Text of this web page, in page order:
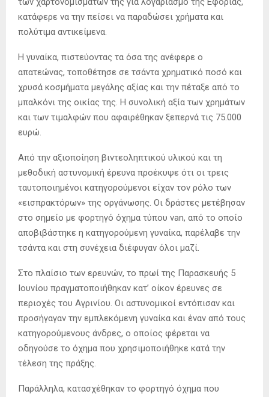
κατάφερε να την πείσει να παραδώσει χρήματα και
πολύτιμα αντικείμενα.
Η γυναίκα, πιστεύοντας τα όσα της ανέφερε ο
απατεώνας, τοποθέτησε σε τσάντα χρηματικό ποσό και
χρυσά κοσμήματα μεγάλης αξίας και την πέταξε από το
μπαλκόνι της οικίας της. Η συνολική αξία των χρημάτων
και των τιμαλφών που αφαιρέθηκαν ξεπερνά τις 75.000
ευρώ.
Από την αξιοποίηση βιντεοληπτικού υλικού και τη
μεθοδική αστυνομική έρευνα προέκυψε ότι οι τρεις
ταυτοποιημένοι κατηγορούμενοι είχαν τον ρόλο των
«εισπρακτόρων» της οργάνωσης. Οι δράστες μετέβησαν
στο σημείο με φορτηγό όχημα τύπου van, από το οποίο
αποβιβάστηκε η κατηγορούμενη γυναίκα, παρέλαβε την
τσάντα και στη συνέχεια διέφυγαν όλοι μαζί.
Στο πλαίσιο των ερευνών, το πρωί της Παρασκευής 5
Ιουνίου πραγματοποιήθηκαν κατ’ οίκον έρευνες σε
περιοχές του Αγρινίου. Οι αστυνομικοί εντόπισαν και
προσήγαγαν την εμπλεκόμενη γυναίκα και έναν από τους
κατηγορούμενους άνδρες, ο οποίος φέρεται να
οδηγούσε το όχημα που χρησιμοποιήθηκε κατά την
τέλεση της πράξης.
Παράλληλα, κατασχέθηκαν το φορτηγό όχημα που